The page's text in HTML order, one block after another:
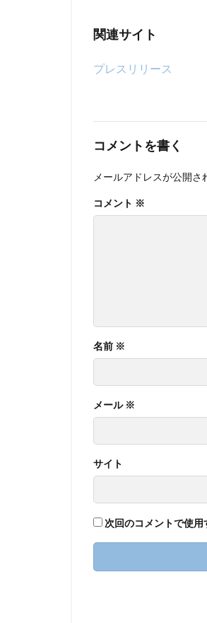
関連サイト
プレスリリース
コメントを書く
メールアドレスが公開さ
コメント ※
名前 ※
メール ※
サイト
次回のコメントで使用